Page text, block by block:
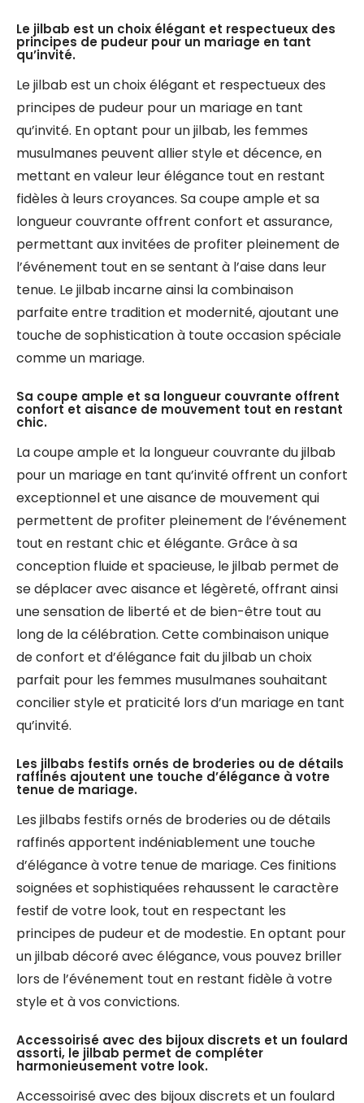
Le jilbab est un choix élégant et respectueux des
principes de pudeur pour un mariage en tant
qu’invité.
Le jilbab est un choix élégant et respectueux des
principes de pudeur pour un mariage en tant
qu’invité. En optant pour un jilbab, les femmes
musulmanes peuvent allier style et décence, en
mettant en valeur leur élégance tout en restant
fidèles à leurs croyances. Sa coupe ample et sa
longueur couvrante offrent confort et assurance,
permettant aux invitées de profiter pleinement de
l’événement tout en se sentant à l’aise dans leur
tenue. Le jilbab incarne ainsi la combinaison
parfaite entre tradition et modernité, ajoutant une
touche de sophistication à toute occasion spéciale
comme un mariage.
Sa coupe ample et sa longueur couvrante offrent
confort et aisance de mouvement tout en restant
chic.
La coupe ample et la longueur couvrante du jilbab
pour un mariage en tant qu’invité offrent un confort
exceptionnel et une aisance de mouvement qui
permettent de profiter pleinement de l’événement
tout en restant chic et élégante. Grâce à sa
conception fluide et spacieuse, le jilbab permet de
se déplacer avec aisance et légèreté, offrant ainsi
une sensation de liberté et de bien-être tout au
long de la célébration. Cette combinaison unique
de confort et d’élégance fait du jilbab un choix
parfait pour les femmes musulmanes souhaitant
concilier style et praticité lors d’un mariage en tant
qu’invité.
Les jilbabs festifs ornés de broderies ou de détails
raffinés ajoutent une touche d’élégance à votre
tenue de mariage.
Les jilbabs festifs ornés de broderies ou de détails
raffinés apportent indéniablement une touche
d’élégance à votre tenue de mariage. Ces finitions
soignées et sophistiquées rehaussent le caractère
festif de votre look, tout en respectant les
principes de pudeur et de modestie. En optant pour
un jilbab décoré avec élégance, vous pouvez briller
lors de l’événement tout en restant fidèle à votre
style et à vos convictions.
Accessoirisé avec des bijoux discrets et un foulard
assorti, le jilbab permet de compléter
harmonieusement votre look.
Accessoirisé avec des bijoux discrets et un foulard